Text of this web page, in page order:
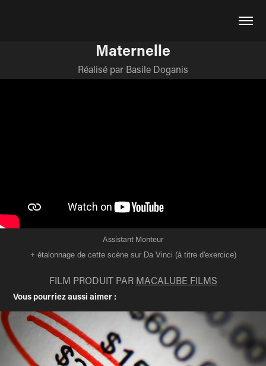
Maternelle
Réalisé par Basile Doganis
Assistant Monteur
+ étalonnage de cette scène sur Da Vinci (à titre d'exercice)
FILM PRODUIT PAR MACALUBE FILMS
Vous pourriez aussi aimer :